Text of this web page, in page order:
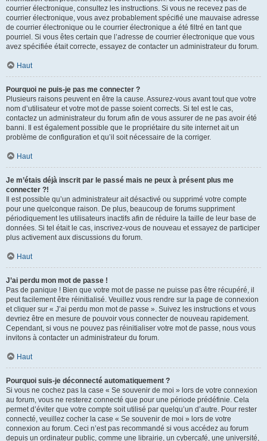
courrier électronique, consultez les instructions. Si vous ne recevez pas de
courrier électronique, vous avez probablement spécifié une mauvaise adresse
de courrier électronique ou le courrier électronique a été filtré en tant que
pourriel. Si vous êtes certain que l’adresse de courrier électronique que vous
avez spécifiée était correcte, essayez de contacter un administrateur du forum.
Haut
Pourquoi ne puis-je pas me connecter ?
Plusieurs raisons peuvent en être la cause. Assurez-vous avant tout que votre
nom d’utilisateur et votre mot de passe soient corrects. Si tel est le cas,
contactez un administrateur du forum afin de vous assurer de ne pas avoir été
banni. Il est également possible que le propriétaire du site internet ait un
problème de configuration et qu’il soit nécessaire de la corriger.
Haut
Je m’étais déjà inscrit par le passé mais ne peux à présent plus me
connecter ?!
Il est possible qu’un administrateur ait désactivé ou supprimé votre compte
pour une quelconque raison. De plus, beaucoup de forums suppriment
périodiquement les utilisateurs inactifs afin de réduire la taille de leur base de
données. Si tel était le cas, inscrivez-vous de nouveau et essayez de participer
plus activement aux discussions du forum.
Haut
J’ai perdu mon mot de passe !
Pas de panique ! Bien que votre mot de passe ne puisse pas être récupéré, il
peut facilement être réinitialisé. Veuillez vous rendre sur la page de connexion
et cliquer sur « J’ai perdu mon mot de passe ». Suivez les instructions et vous
devriez être en mesure de pouvoir vous connecter de nouveau rapidement.
Cependant, si vous ne pouvez pas réinitialiser votre mot de passe, nous vous
invitons à contacter un administrateur du forum.
Haut
Pourquoi suis-je déconnecté automatiquement ?
Si vous ne cochez pas la case « Se souvenir de moi » lors de votre connexion
au forum, vous ne resterez connecté que pour une période prédéfinie. Cela
permet d’éviter que votre compte soit utilisé par quelqu’un d’autre. Pour rester
connecté, veuillez cocher la case « Se souvenir de moi » lors de votre
connexion au forum. Ceci n’est pas recommandé si vous accédez au forum
depuis un ordinateur public, comme une librairie, un cybercafé, une université,